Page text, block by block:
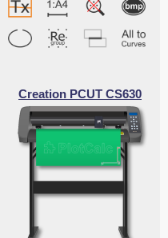
Creation PCUT CS630